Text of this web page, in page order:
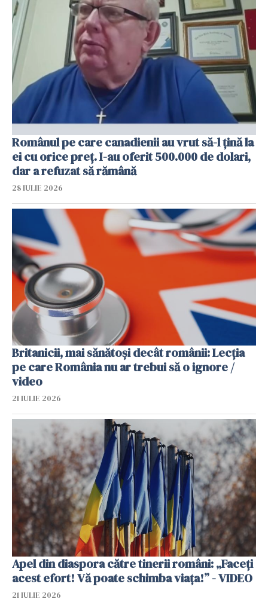
Românul pe care canadienii au vrut să-l țină la
ei cu orice preț. I-au oferit 500.000 de dolari,
dar a refuzat să rămână
28 IULIE 2026
Britanicii, mai sănătoși decât românii: Lecția
pe care România nu ar trebui să o ignore /
video
21 IULIE 2026
Apel din diaspora către tinerii români: „Faceți
acest efort! Vă poate schimba viața!” - VIDEO
21 IULIE 2026